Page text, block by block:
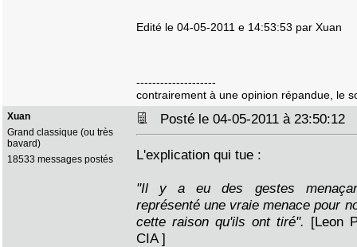
Edité le 04-05-2011 e 14:53:53 par Xuan
--------------------
contrairement à une opinion répandue, le
Xuan
Grand classique (ou très
bavard)
18533 messages postés
Posté le 04-05-2011 à 23:50:12
L'explication qui tue :
"Il y a eu des gestes
représenté une vraie menace pour
cette raison qu'ils ont tiré". [Leon
CIA ]